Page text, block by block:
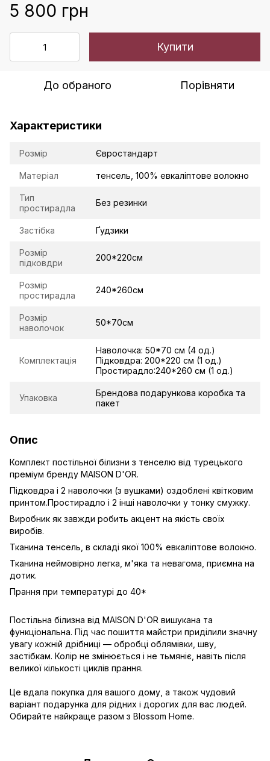
5 800 грн
Купити
До обраного Порівняти
Характеристики
Розмір Євростандарт
Матеріал тенсель, 100% евкаліптове волокно
Тип
простирадла
Без резинки
Застібка Ґудзики
Розмір
підковдри
200*220см
Розмір
простирадла
240*260см
Розмір
наволочок
50*70см
Комплектація
Наволочка: 50*70 см (4 од.)
Підковдра: 200*220 см (1 од.)
Простирадло:240*260 см (1 од.)
Упаковка
Брендова подарункова коробка та
пакет
Опис
Комплект постільної білизни з тенселю від турецького
преміум бренду MAISON D'OR.
Підковдра і 2 наволочки (з вушками) оздоблені квітковим
принтом.Простирадло і 2 інші наволочки у тонку смужку.
Виробник як завжди робить акцент на якість своїх
виробів.
Тканина тенсель, в складі якої 100% евкаліптове волокно.
Тканина неймовірно легка, м'яка та невагома, приємна на
дотик.
Прання при температурі до 40*
Постільна білизна від MAISON D'OR вишукана та
функціональна. Під час пошиття майстри приділили значну
увагу кожній дрібниці — обробці облямівки, шву,
застібкам. Колір не змінюється і не тьмяніє, навіть після
великої кількості циклів прання.
Це вдала покупка для вашого дому, а також чудовий
варіант подарунка для рідних і дорогих для вас людей.
Обирайте найкраще разом з Blossom Home.